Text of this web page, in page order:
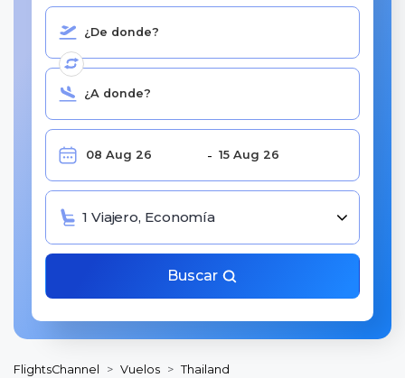
1 Viajero, Economía
Buscar
FlightsChannel Vuelos
Thailand